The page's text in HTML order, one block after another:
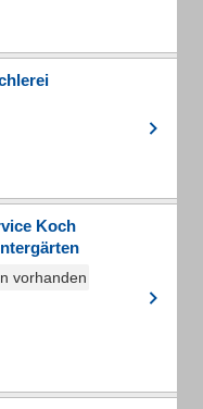
Koch
vorhanden